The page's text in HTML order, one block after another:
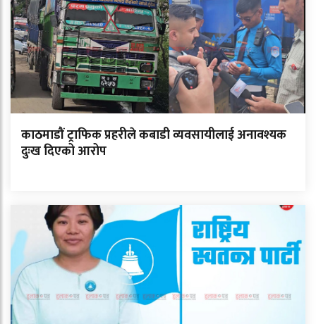
काठमाडौं ट्राफिक प्रहरीले कबाडी व्यवसायीलाई अनावश्यक
दुःख दिएको आरोप